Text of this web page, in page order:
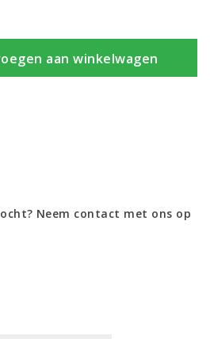
aan winkelwagen
Neem contact met ons op